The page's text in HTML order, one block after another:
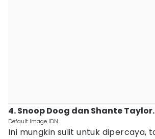
4. Snoop Doog dan Shante Taylor.
Default Image IDN
Ini mungkin sulit untuk dipercaya,